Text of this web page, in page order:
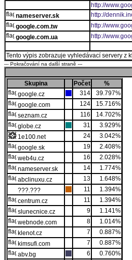
http://
nameserver.sk
http://
google.com.tw
http://
google.com.ua
http://
Tento výpis zobrazuje vyhledávací servery z
--- Pokračování na další straně ---
Skupina
Počet
%
google.cz
314
39.797%
google.com
124
15.716%
seznam.cz
116
14.702%
globe.cz
31
3.929%
1e100.net
24
3.042%
google.sk
19
2.408%
web4u.cz
16
2.028%
nameserver.sk
14
1.774%
abclinuxu.cz
13
1.648%
???.???
11
1.394%
centrum.cz
11
1.394%
slunecnice.cz
9
1.141%
webnode.com
8
1.014%
klenot.cz
7
0.887%
kimsufi.com
7
0.887%
abv.bg
6
0.760%